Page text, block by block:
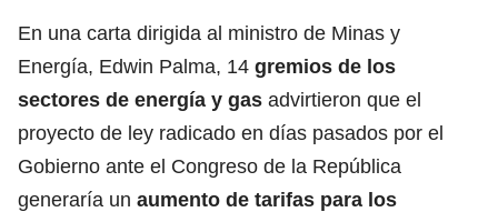
En una carta dirigida al ministro de Minas y
Energía, Edwin Palma, 14 gremios de los
sectores de energía y gas advirtieron que el
proyecto de ley radicado en días pasados por el
Gobierno ante el Congreso de la República
generaría un aumento de tarifas para los